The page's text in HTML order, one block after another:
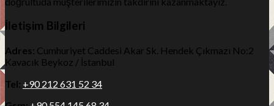
İletişim Bilgileri
Adres: Cumhuriyet Caddesi Akar Sk. Hendek Çıkmazı No:2
Kavacık Beykoz / İstanbul
Tel: +90 212 631 52 34